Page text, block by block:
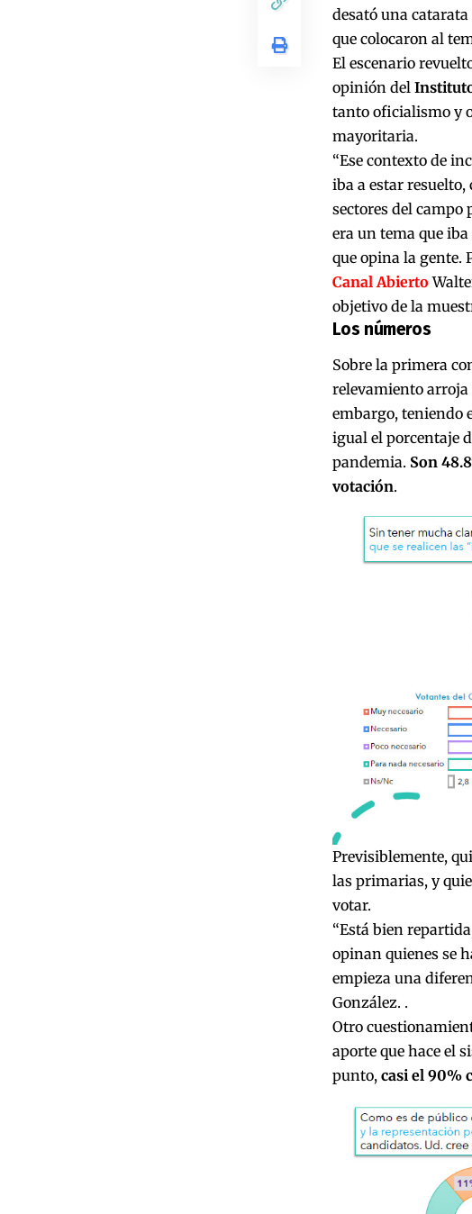
desató una
que colocaron al
El escenario
opinión del
tanto oficialismo y
mayoritaria.
“Ese contexto de
iba a estar
sectores del campo
era un tema que
que opina la gente.
Canal Abierto
objetivo de la
Los números
Sobre la primera
relevamiento arroja
embargo, teniendo
igual el porcentaje
pandemia. Son
votación.
Previsiblemente,
las primarias, y
votar.
“Está bien
opinan quienes se
empieza una
González. .
Otro
aporte que hace el
punto, casi el 90%